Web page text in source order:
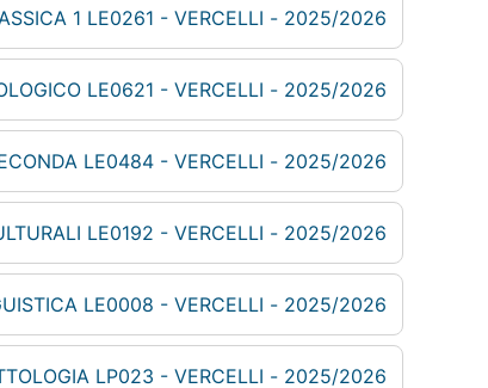
2025/2026 - ARCHEOLOGIA POST-CLASSICA 1 LE0261 - VERCELLI
2025/2026 - ARCHEOLOGIA: METODI DI RICERCA E VALORIZZAZIONE DEL PATRIMONIO ARCHEOLOGICO LE0621 - VERCELLI
2025/2026 - DIDATTICA DELL'ITALIANO COME LINGUA SECONDA LE0484 - VERCELLI
2025/2026 - DIRITTO DEI BENI CULTURALI LE0192 - VERCELLI
2025/2026 - ELEMENTI DI LINGUISTICA: FONDAMENTI DI LINGUISTICA LE0008 - VERCELLI
2025/2026 - ELEMENTI DI LINGUISTICA: GLOTTOLOGIA LP023 - VERCELLI